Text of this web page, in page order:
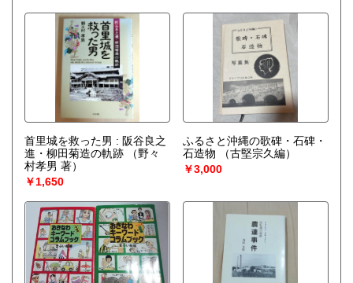
首里城を救った男 : 阪谷良之
進・柳田菊造の軌跡
（野々
村孝男 著）
￥1,650
ふるさと沖縄の歌碑・石碑・
石造物
（古堅宗久編）
￥3,000